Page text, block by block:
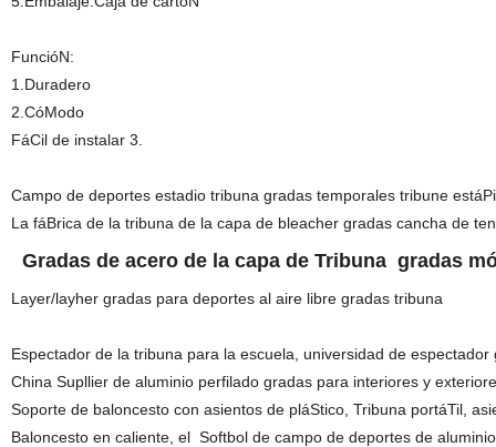
FuncióN:
1.Duradero
2.CóModo
FáCil de instalar 3.
Campo de deportes estadio tribuna gradas temporales tribune
La fáBrica de la tribuna de la capa de bleacher gradas cancha de
Gradas de acero de la capa deTribuna gradas
Layer/layher gradas para deportes al aire libre gradas tribuna
Espectador de la tribuna para la escuela, universidad de espectador
China Supllier de aluminio perfilado gradas para interiores y
Soporte de baloncesto con asientos de pláStico, Tribuna portáTil,
Baloncesto en caliente, el Softbol de campo de deportes de